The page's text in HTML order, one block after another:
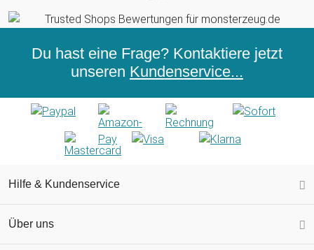
Du hast eine Frage? Kontaktiere jetzt
unseren Kundenservice...
Hilfe & Kundenservice
Über uns